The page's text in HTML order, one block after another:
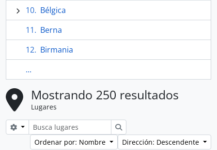
Bélgica
Berna
Birmania
...
Mostrando 250 resultados
Lugares
Search options
Búsqueda
Ordenar por: Nombre
Dirección: Descendente